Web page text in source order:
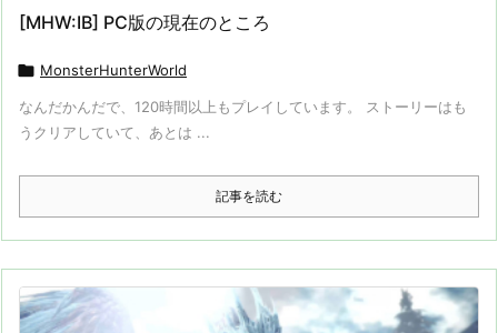
[MHW:IB] PC版の現在のところ
 MonsterHunterWorld
なんだかんだで、120時間以上もプレイしています。 ストーリーはも
うクリアしていて、あとは ...
記事を読む